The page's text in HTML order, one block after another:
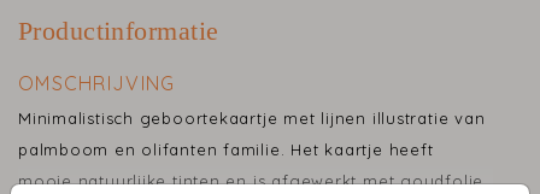
Productinformatie
OMSCHRIJVING
Minimalistisch geboortekaartje met lijnen illustratie van
palmboom en olifanten familie. Het kaartje heeft
mooie natuurlijke tinten en is afgewerkt met goudfolie.